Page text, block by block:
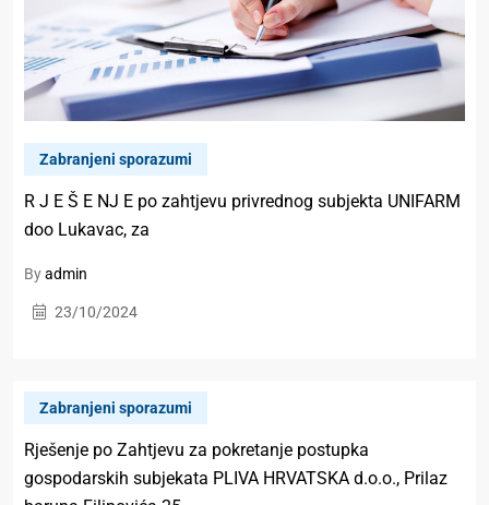
Zabranjeni sporazumi
R J E Š E NJ E po zahtjevu privrednog subjekta UNIFARM
doo Lukavac, za
Byadmin
23/10/2024
Zabranjeni sporazumi
Rješenje po Zahtjevu za pokretanje postupka
gospodarskih subjekata PLIVA HRVATSKA d.o.o., Prilaz